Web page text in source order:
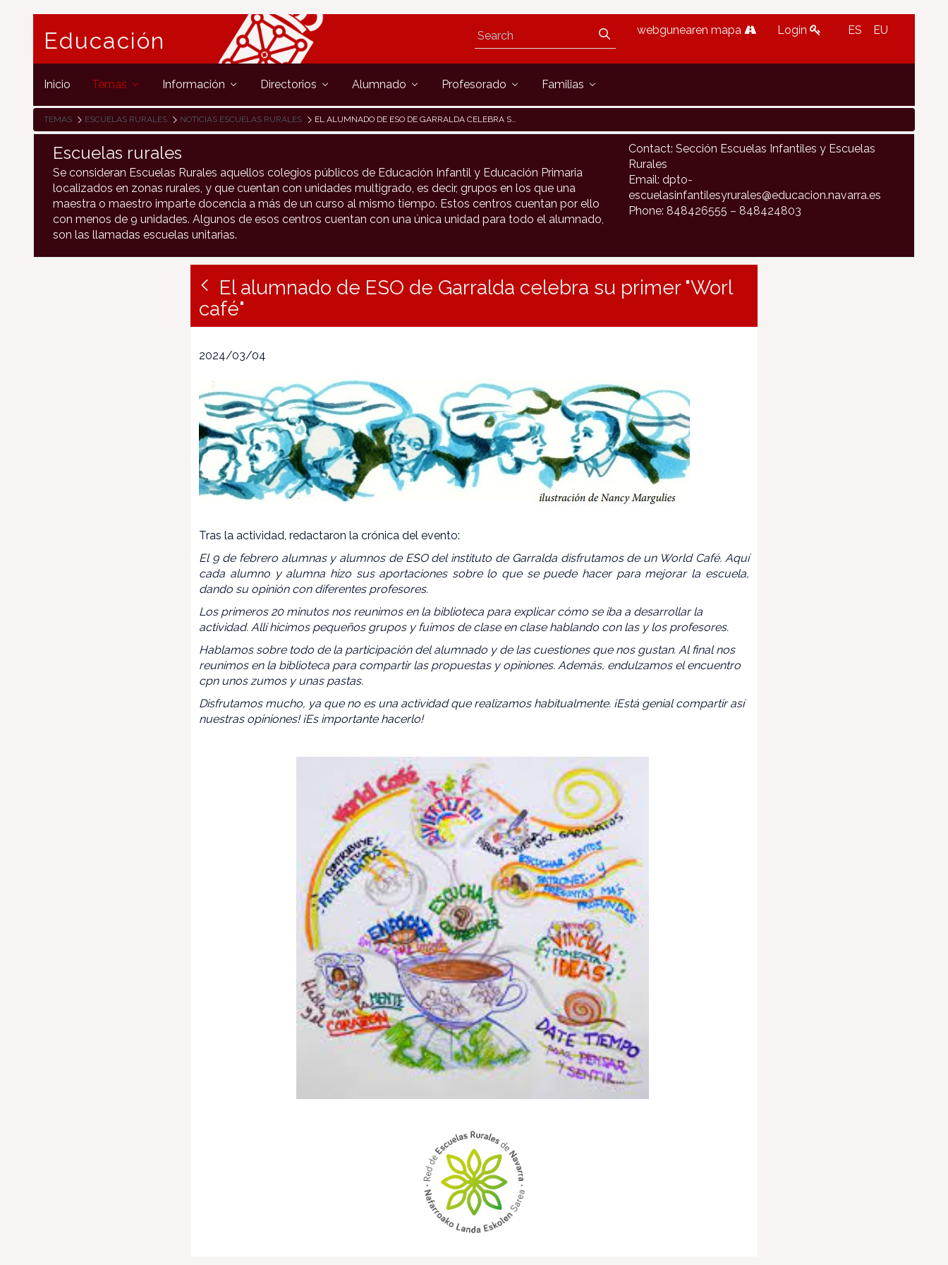
Educación webgunearen mapa Login ES EU
Inicio Temas Información Directorios Alumnado Profesorado Familias
TEMAS ESCUELAS RURALES NOTICIAS ESCUELAS RURALES EL ALUMNADO DE ESO DE GARRALDA CELEBRA SU PRIMER "WORL CAFÉ"
Escuelas rurales
Se consideran Escuelas Rurales aquellos colegios públicos de Educación Infantil y Educación Primaria
localizados en zonas rurales, y que cuentan con unidades multigrado, es decir, grupos en los que una
maestra o maestro imparte docencia a más de un curso al mismo tiempo. Estos centros cuentan por ello
con menos de 9 unidades. Algunos de esos centros cuentan con una única unidad para todo el alumnado,
son las llamadas escuelas unitarias.
Contact: Sección Escuelas Infantiles y Escuelas
Rurales
Email: dpto-
escuelasinfantilesyrurales@educacion.navarra.es
Phone: 848426555 – 848424803
El alumnado de ESO de Garralda celebra su primer "Worl
café"
2024/03/04
Tras la actividad, redactaron la crónica del evento:
El 9 de febrero alumnas y alumnos de ESO del instituto de Garralda disfrutamos de un World Café. Aquí
cada alumno y alumna hizo sus aportaciones sobre lo que se puede hacer para mejorar la escuela,
dando su opinión con diferentes profesores.
Los primeros 20 minutos nos reunimos en la biblioteca para explicar cómo se iba a desarrollar la
actividad. Allí hicimos pequeños grupos y fuimos de clase en clase hablando con las y los profesores.
Hablamos sobre todo de la participación del alumnado y de las cuestiones que nos gustan. Al final nos
reunimos en la biblioteca para compartir las propuestas y opiniones. Además, endulzamos el encuentro
cpn unos zumos y unas pastas.
Disfrutamos mucho, ya que no es una actividad que realizamos habitualmente. ¡Está genial compartir así
nuestras opiniones! ¡Es importante hacerlo!